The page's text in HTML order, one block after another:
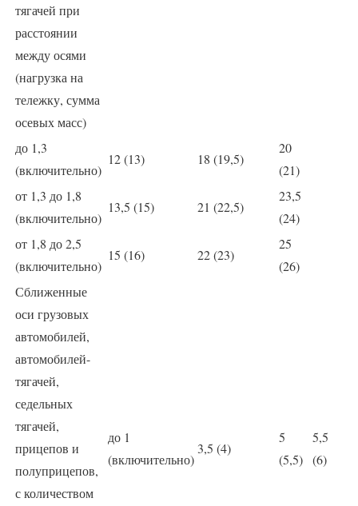
тягачей при
расстоянии
между осями
(нагрузка на
тележку, сумма
осевых масс)
до 1,3
(включительно)
12 (13) 18 (19,5)
20
(21)
от 1,3 до 1,8
(включительно)
13,5 (15) 21 (22,5)
23,5
(24)
от 1,8 до 2,5
(включительно)
15 (16) 22 (23)
25
(26)
Сближенные
оси грузовых
автомобилей,
автомобилей-
тягачей,
седельных
тягачей,
прицепов и
полуприцепов,
с количеством
до 1
(включительно)
3,5 (4)
5
(5,5)
5,5
(6)